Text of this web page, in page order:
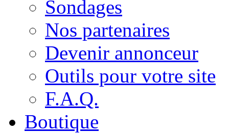
Sondages
Nos partenaires
Devenir annonceur
Outils pour votre site
F.A.Q.
Boutique